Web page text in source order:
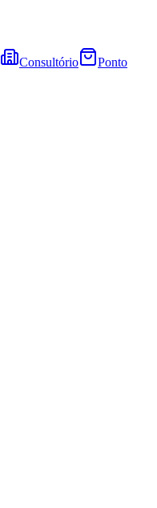
Consultório
Ponto